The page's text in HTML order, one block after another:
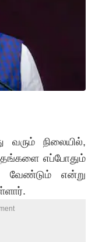
வரும் நிலையில்,
எப்போதும்
வேண்டும் என்று